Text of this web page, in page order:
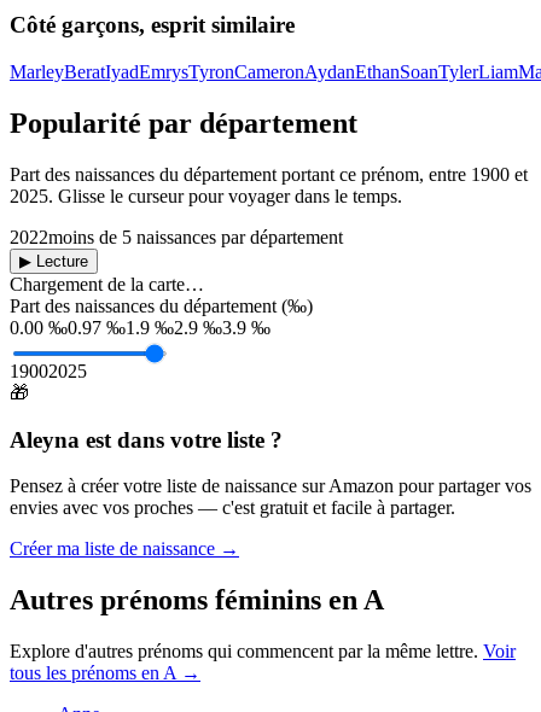
Côté garçons, esprit similaire
MarleyBeratIyadEmrysTyronCameronAydanEthanSoanTylerLiam
Popularité par département
Part des naissances du département portant ce prénom, entre 1900 et
2025. Glisse le curseur pour voyager dans le temps.
2022moins de 5 naissances par département
▶ Lecture
Chargement de la carte…
Part des naissances du département (‰)
0.00 ‰0.97 ‰1.9 ‰2.9 ‰3.9 ‰
19002025
🎁
Aleyna est dans votre liste ?
Pensez à créer votre liste de naissance sur Amazon pour partager vos
envies avec vos proches — c'est gratuit et facile à partager.
Créer ma liste de naissance →
Autres prénoms féminins en A
Explore d'autres prénoms qui commencent par la même lettre. Voir
tous les prénoms en A →